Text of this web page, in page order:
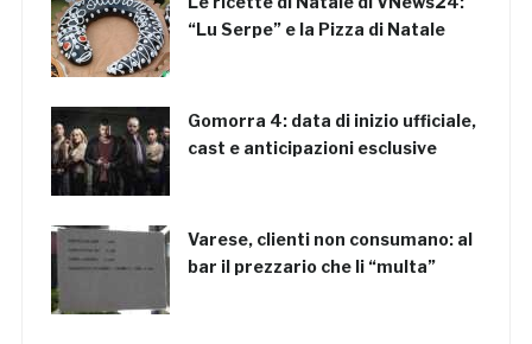
“Lu Serpe” e la Pizza di Natale
Gomorra 4: data di inizio ufficiale,
cast e anticipazioni esclusive
Varese, clienti non consumano: al
bar il prezzario che li “multa”